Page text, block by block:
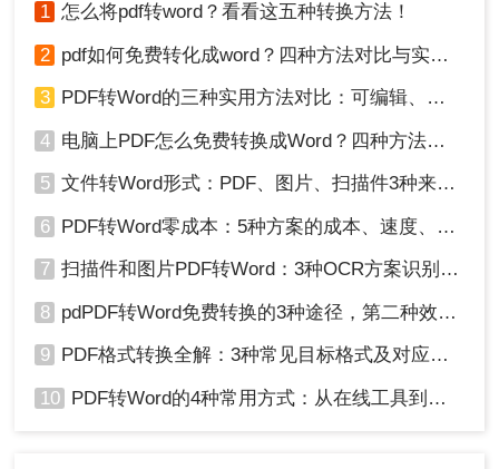
3、如果你想要批量转换文件可以一次选中多个文件
加入，也可以直接添加文件夹，然后点击开始转
换。
1 怎么将pdf转word？看看这五种转换方法！
2 pdf如何免费转化成word？四种方法对比与实操指南（附详细表格）
3 PDF转Word的三种实用方法对比：可编辑、保格式、避风险！
4 电脑上PDF怎么免费转换成Word？四种方法对比与实操指南（附详细表格）!
5 文件转Word形式：PDF、图片、扫描件3种来源分别怎么处理！
6 PDF转Word零成本：5种方案的成本、速度、精度对比！
7 扫描件和图片PDF转Word：3种OCR方案识别率实测！
8 pdPDF转Word免费转换的3种途径，第二种效率最高！
9 PDF格式转换全解：3种常见目标格式及对应操作方法！
10 PDF转Word的4种常用方式：从在线工具到桌面软件全梳理！